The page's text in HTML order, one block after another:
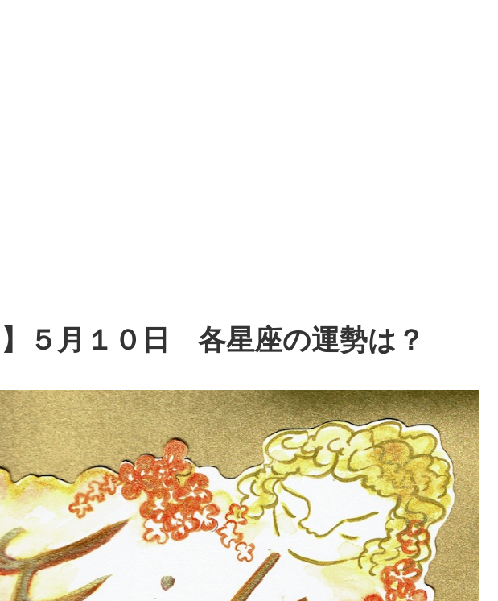
】５月１０日 各星座の運勢は？